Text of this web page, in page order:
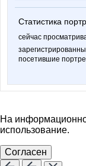
Статистика
сейчас
посетившие
На
использование.
Согласен